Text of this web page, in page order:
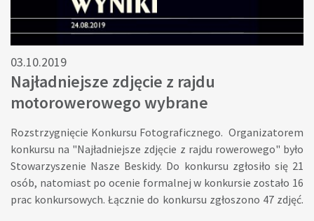
miejsce – Steiskal Piotr Zwycięzcom serdecznie gratulujemy!
03.10.2019
Najładniejsze zdjęcie z rajdu
motorowerowego wybrane
Rozstrzygnięcie Konkursu Fotograficznego. Organizatorem
konkursu na "Najładniejsze zdjęcie z rajdu rowerowego" było
Stowarzyszenie Nasze Beskidy. Do konkursu zgłosiło się 21
osób, natomiast po ocenie formalnej w konkursie zostało 16
prac konkursowych. Łącznie do konkursu zgłoszono 47 zdjęć.